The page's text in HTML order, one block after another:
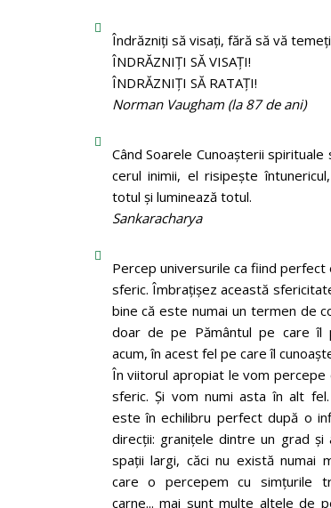
Îndrăzniţi să visaţi, fără să vă
ÎNDRĂZNIȚI SĂ VISAȚI!
ÎNDRĂZNIȚI SĂ RATAȚI!
Norman Vaugham (la 87 de ani)
Când Soarele Cunoaşterii spirituale
cerul inimii, el risipeşte
totul şi luminează totul.
Sankaracharya
Percep universurile ca fiind perfect
sferic. Îmbrațișez această
bine că este numai un termen de
doar de pe Pământul pe care îl
acum, în acest fel pe care îl
În viitorul apropiat le vom percepe
sferic. Și vom numi asta în alt fel.
este în echilibru perfect după o
direcții: granițele dintre un grad și
spații largi, căci nu există numai
care o percepem cu simțurile
carne... mai sunt multe altele de